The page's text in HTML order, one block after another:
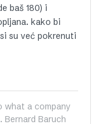
baš 180) i
kako bi
su već pokrenuti
a company
Baruch